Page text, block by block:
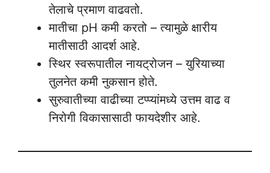
तेलाचे प्रमाण वाढवतो.
मातीचा pH कमी करतो – त्यामुळे क्षारीय
मातीसाठी आदर्श आहे.
स्थिर स्वरूपातील नायट्रोजन – युरियाच्या
तुलनेत कमी नुकसान होते.
सुरुवातीच्या वाढीच्या टप्प्यांमध्ये उत्तम वाढ व
निरोगी विकासासाठी फायदेशीर आहे.